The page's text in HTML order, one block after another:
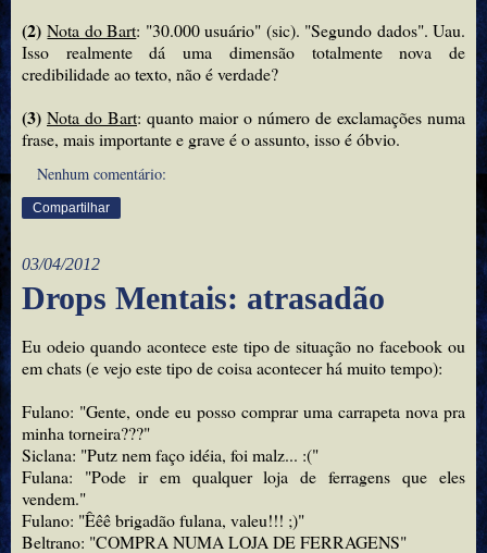
(2) Nota do Bart: "30.000 usuário" (sic). "Segundo dados". Uau.
Isso realmente dá uma dimensão totalmente nova de
credibilidade ao texto, não é verdade?
(3) Nota do Bart: quanto maior o número de exclamações numa
frase, mais importante e grave é o assunto, isso é óbvio.
Nenhum comentário:
Compartilhar
03/04/2012
Drops Mentais: atrasadão
Eu odeio quando acontece este tipo de situação no facebook ou
em chats (e vejo este tipo de coisa acontecer há muito tempo):
Fulano: "Gente, onde eu posso comprar uma carrapeta nova pra
minha torneira???"
Siclana: "Putz nem faço idéia, foi malz... :("
Fulana: "Pode ir em qualquer loja de ferragens que eles
vendem."
Fulano: "Êêê brigadão fulana, valeu!!! ;)"
Beltrano: "COMPRA NUMA LOJA DE FERRAGENS"